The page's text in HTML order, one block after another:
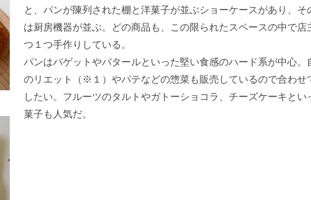
と、パンが陳列された棚と洋菓子が並ぶショーケースがあり、そ
は厨房機器が並ぶ。どの商品も、この限られたスペースの中で店
つ１つ手作りしている。
パンはバゲットやバタールといった堅い食感のハード系が中心。
のリエット（※１）やパテなどの惣菜も販売しているので合わせ
したい。フルーツのタルトやガトーショコラ、チーズケーキとい
菓子も人気だ。